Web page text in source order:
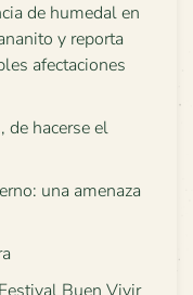
de humedal en
y reporta
afectaciones
de hacerse el
una amenaza